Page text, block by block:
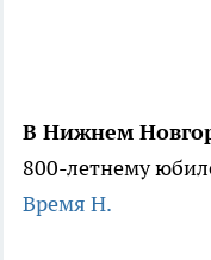
В Нижнем
800-летнему
Время Н.